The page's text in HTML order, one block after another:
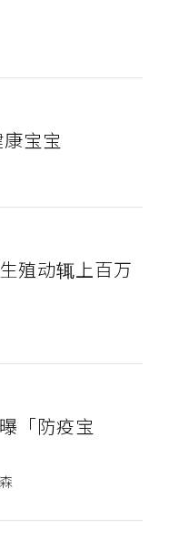
宝宝
殖动辄上百万
「防疫宝